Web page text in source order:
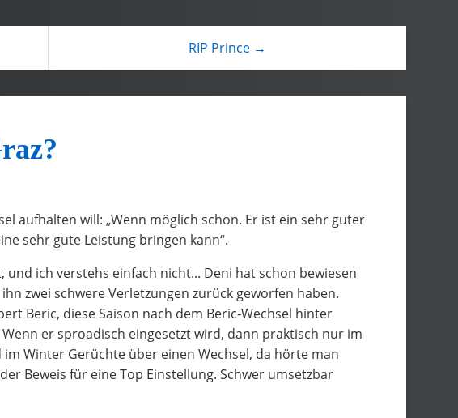
RIP Prince →
aufhalten will: „Wenn möglich schon. Er ist ein sehr guter
sehr gute Leistung bringen kann“.
ich verstehs einfach nicht... Deni hat schon bewiesen
zwei schwere Verletzungen zurück geworfen haben.
Beric, diese Saison nach dem Beric-Wechsel hinter
er sproadisch eingesetzt wird, dann praktisch nur im
Winter Gerüchte über einen Wechsel, da hörte man
Beweis für eine Top Einstellung. Schwer umsetzbar